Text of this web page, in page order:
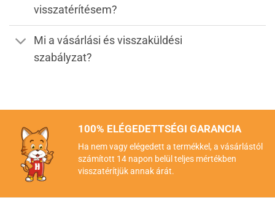
visszatérítésem?
Mi a vásárlási és visszaküldési
szabályzat?
100% ELÉGEDETTSÉGI GARANCIA
Ha nem vagy elégedett a termékkel, a vásárlástól
számított 14 napon belül teljes mértékben
visszatérítjük annak árát.